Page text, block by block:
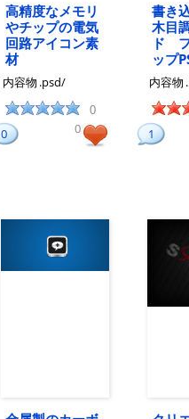
高精度なメモリ
やチップの電気
回路アイコン素
材
内容物 .psd/
0
0 0
書き
木目
ド
ップ
内容物
1